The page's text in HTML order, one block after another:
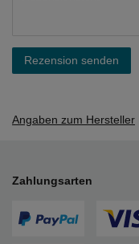
Rezension senden
Angaben zum Hersteller
Zahlungsarten